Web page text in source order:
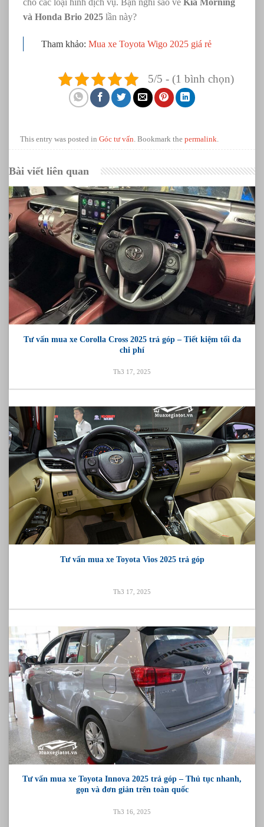
cho các loại hình dịch vụ. Bạn nghĩ sao về Kia Morning
và Honda Brio 2025 lần này?
Tham khảo: Mua xe Toyota Wigo 2025 giá rẻ
5/5 - (1 bình chọn)
This entry was posted inGóc tư vấn . Bookmark thepermalink
Bài viết liên quan
Tư vấn mua xe Corolla Cross 2025 trả góp – Tiết kiệm tối đa
chi phí
Th3 17, 2025
Tư vấn mua xe Toyota Vios 2025 trả góp
Th3 17, 2025
Tư vấn mua xe Toyota Innova 2025 trả góp – Thủ tục nhanh,
gọn và đơn giản trên toàn quốc
Th3 16, 2025